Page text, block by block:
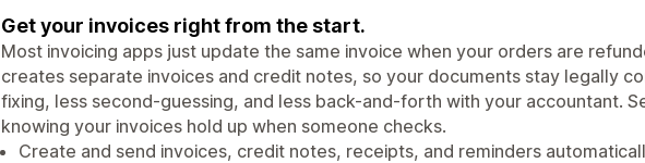
Get your invoices right from the start.
Most invoicing apps just update the same invoice when your orders are
creates separate invoices and credit notes, so your documents stay legally
fixing, less second-guessing, and less back-and-forth with your accountant.
knowing your invoices hold up when someone checks.
Create and send invoices, credit notes, receipts, and reminders